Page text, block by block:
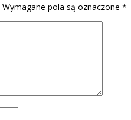
Wymagane pola są oznaczone *